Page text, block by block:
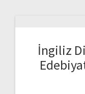
İngiliz